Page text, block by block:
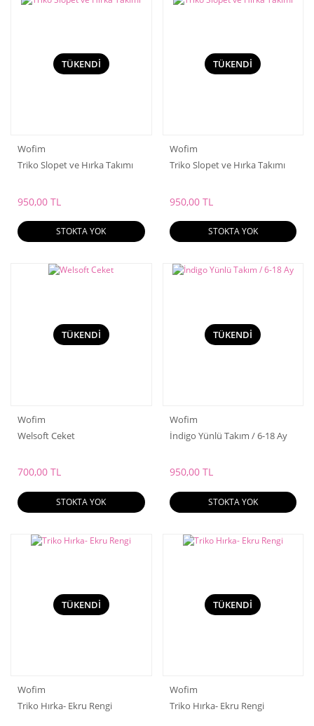
TÜKENDİ
Wofim
Triko Slopet ve Hırka Takımı
950,00 TL
STOKTA YOK
TÜKENDİ
Wofim
Triko Slopet ve Hırka Takımı
950,00 TL
STOKTA YOK
TÜKENDİ
Wofim
Welsoft Ceket
700,00 TL
STOKTA YOK
TÜKENDİ
Wofim
İndigo Yünlü Takım / 6-18 Ay
950,00 TL
STOKTA YOK
TÜKENDİ
Wofim
Triko Hırka- Ekru Rengi
TÜKENDİ
Wofim
Triko Hırka- Ekru Rengi